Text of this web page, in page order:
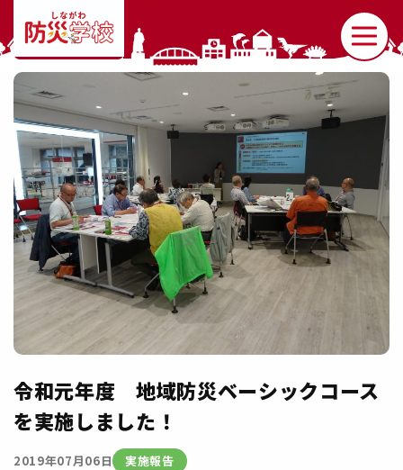
令和元年度 地域防災ベーシックコース
を実施しました！
2019年07月06日 実施報告